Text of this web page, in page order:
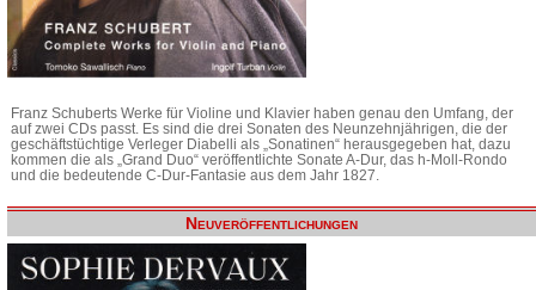
Franz Schuberts Werke für Violine und Klavier haben genau den Umfang, der
auf zwei CDs passt. Es sind die drei Sonaten des Neunzehnjährigen, die der
geschäftstüchtige Verleger Diabelli als „Sonatinen“ herausgegeben hat, dazu
kommen die als „Grand Duo“ veröffentlichte Sonate A-Dur, das h-Moll-Rondo
und die bedeutende C-Dur-Fantasie aus dem Jahr 1827.
Neuveröffentlichungen